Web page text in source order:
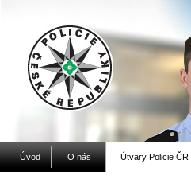
Úvod O nás Útvary Policie ČR